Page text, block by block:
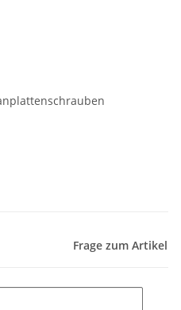
Frage zum Artikel